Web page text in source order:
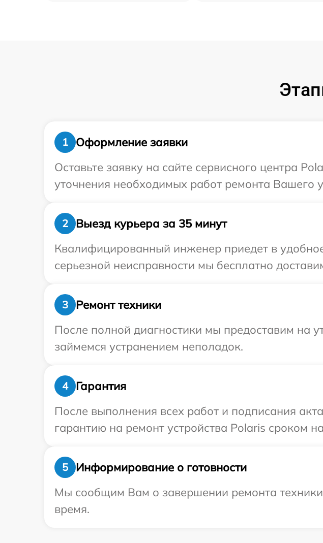
1
Оформление заявки
Оставьте заявку на сайте сервисного центра
уточнения необходимых работ ремонта Вашего
2
Выезд курьера за 35 минут
Квалифицированный инженер приедет в
серьезной неисправности мы бесплатно
3
Ремонт техники
После полной диагностики мы предоставим на
займемся устранением неполадок.
4
Гарантия
После выполнения всех работ и подписания
гарантию на ремонт устройства Polaris сроком
5
Информирование о готовности
Мы сообщим Вам о завершении ремонта
время.